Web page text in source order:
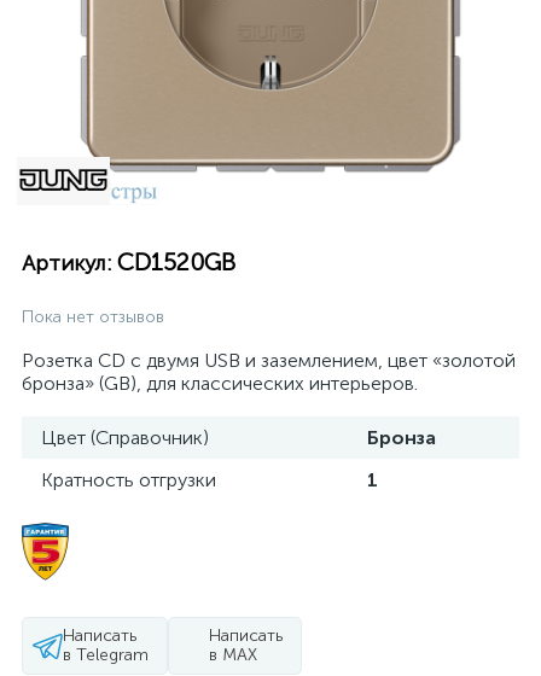
Артикул: CD1520GB
Пока нет отзывов
Розетка CD с двумя USB и заземлением, цвет «золотой
бронза» (GB), для классических интерьеров.
Цвет (Справочник)
Бронза
Кратность отгрузки
1
Написать
в Telegram
Написать
в MAX